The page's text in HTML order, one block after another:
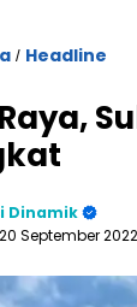
/ Headline
Dinamik
September 2022